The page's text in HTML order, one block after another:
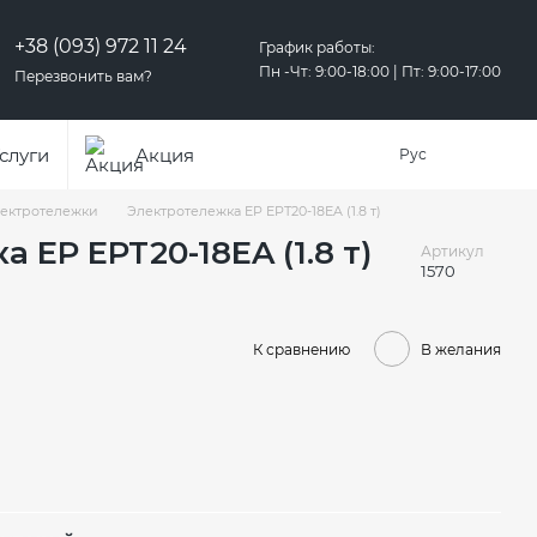
+38 (093) 972 11 24
Перезвонить вам?
График работы:
Пн -Чт: 9:00-18:00 | Пт: 9:00-17:00
Акция Рус
Электротележка EP EPT20-18EA (1.8 т)
EP EPT20-18EA (1.8 т) Артикул
1570
К сравнению В желания